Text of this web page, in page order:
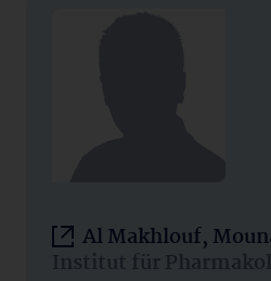
Al Makhlouf,
Institut für